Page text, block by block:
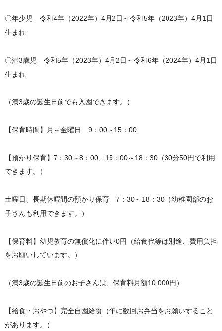
〇年少児 令和4年（2022年）4月2日～令和5年（2023年）4月1日
生まれ
〇満3歳児 令和5年（2023年）4月2日～令和6年（2024年）4月1日
生まれ
（満3歳の誕生日前でも入園できます。）
【保育時間】月～金曜日 9：00～15：00
【預かり保育】7：30～8：00、15：00～18：30（30分50円で利用
できます。）
土曜日、長期休暇間の預かり保育 7：30～18：30（幼稚園部のお
子さんも利用できます。）
【保育料】幼児教育の無償化に伴い0円（給食代等は別途、費用負担
をお願いしています。）
（満3歳の誕生日前のお子さんは、保育料月額10,000円）
【給食・おやつ】完全自園給食（年に数回お弁当をお願いすること
があります。）